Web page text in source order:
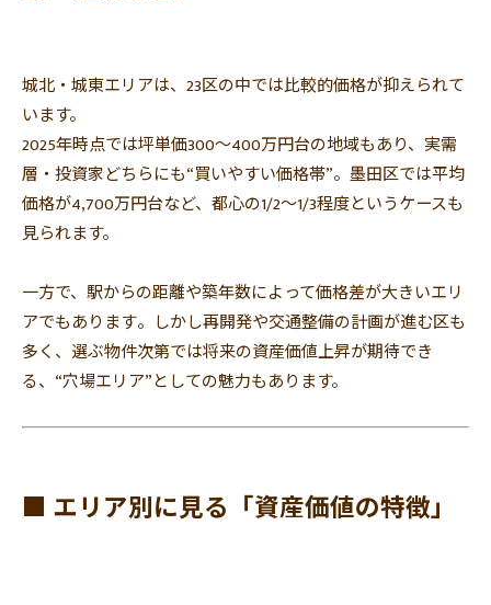
城北・城東エリアは、 23区の中では比較的価格が抑えられて
います。
2025年時点では坪単価300〜400万円台の地域もあり、 実需
層・投資家どちらにも“買いやすい価格帯”。 墨田区では平均
価格が4,700万円台など、都心の1/2〜1/3程度というケースも
見られます。
一方で、 駅からの距離や築年数によって価格差が大きいエリ
アでもあります。しかし再開発や交通整備の計画が進む区も
多く、 選ぶ物件次第では将来の資産価値上昇が期待でき
る、“穴場エリア”としての魅力もあります。
■ エリア別に見る「資産価値の特徴」